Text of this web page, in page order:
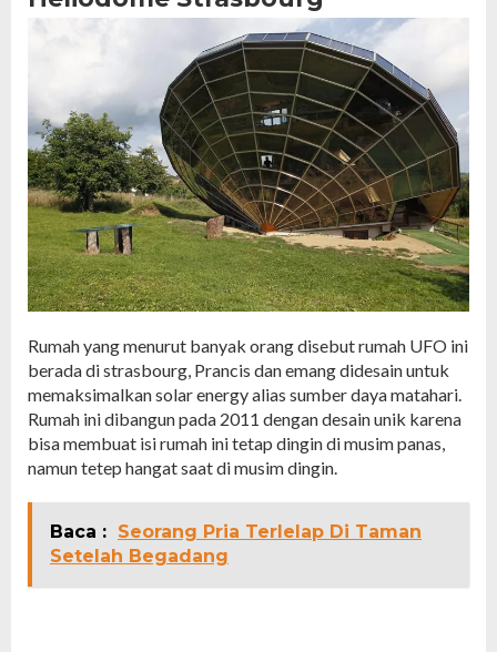
Rumah yang menurut banyak orang disebut rumah UFO ini
berada di strasbourg, Prancis dan emang didesain untuk
memaksimalkan solar energy alias sumber daya matahari.
Rumah ini dibangun pada 2011 dengan desain unik karena
bisa membuat isi rumah ini tetap dingin di musim panas,
namun tetep hangat saat di musim dingin.
Baca : Seorang Pria Terlelap Di Taman
Setelah Begadang